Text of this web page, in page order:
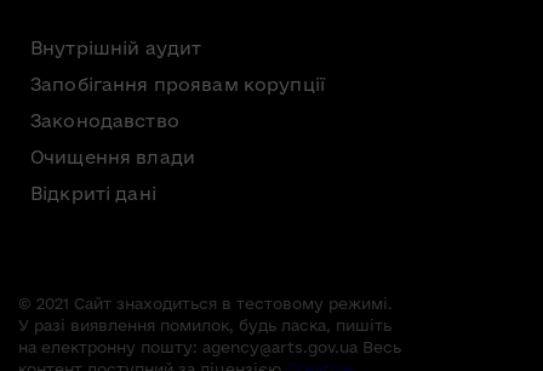
Внутрішній аудит
Запобігання проявам корупції
Законодавство
Очищення влади
Відкриті дані
© 2021 Сайт знаходиться в тестовому режимі.
У разі виявлення помилок, будь ласка, пишіть
на електронну пошту: agency@arts.gov.ua Весь